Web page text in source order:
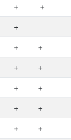
+
+
+
+
+
+
+
+
+
+
+
+
+